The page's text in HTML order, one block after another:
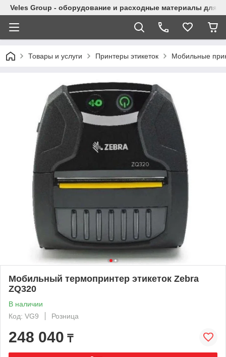
Veles Group - оборудование и расходные материалы для
Товары и услуги Принтеры этикеток Мобильные
Мобильный термопринтер этикеток Zebra
ZQ320
В наличии
Код: VG9
Розница
248 040 ₸